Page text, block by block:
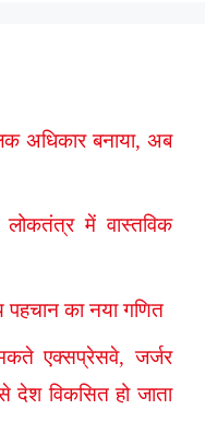
अधिकार बनाया, अब
लोकतंत्र में वास्तविक
पहचान का नया गणित
एक्सप्रेसवे, जर्जर
विकसित हो जाता